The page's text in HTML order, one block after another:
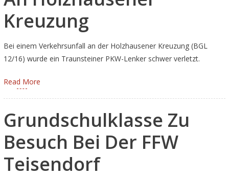
Kreuzung
Bei einem Verkehrsunfall an der Holzhausener Kreuzung (BGL
12/16) wurde ein Traunsteiner PKW-Lenker schwer verletzt.
Read More
Grundschulklasse Zu
Besuch Bei Der FFW
Teisendorf